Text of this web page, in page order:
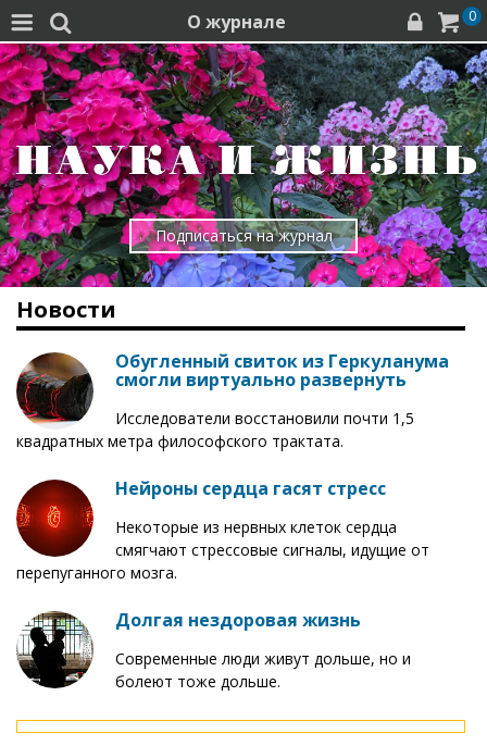
  О журнале   0
Подписаться на журнал
Новости
Обугленный свиток из Геркуланума
смогли виртуально развернуть
Исследователи восстановили почти 1,5
квадратных метра философского трактата.
Нейроны сердца гасят стресс
Некоторые из нервных клеток сердца
смягчают стрессовые сигналы, идущие от
перепуганного мозга.
Долгая нездоровая жизнь
Современные люди живут дольше, но и
болеют тоже дольше.